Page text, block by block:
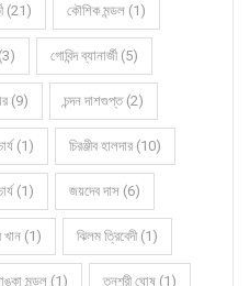
(21) কৌশিক মন্ডল (1)
গোবিন্দ ব্যানার্জী (5)
(9) চন্দন দাশগুপ্ত (2)
(1) চিরঞ্জীব হালদার (10)
(1) জয়দেব দাস (6)
খান (1) ঝিলম ত্রিবেদী (1)
মন্ডল (1) তনুশ্রী ঘোষ (1)